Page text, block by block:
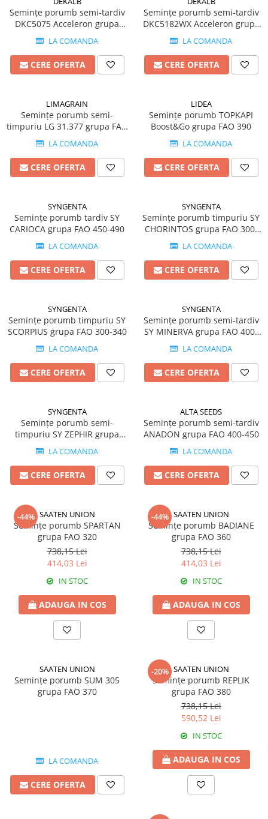
CICOARE
Insecticide
CIREȘ
Erbicide
Insecticide
Biostimulatori
Fertilizanți foliari
Adjuvanți
CITRICE
Erbicide
Fungicide
Insecticide
CONIFERE
Erbicide
CONOPIDĂ
Fungicide
Insecticide
Fertilizanți foliari
CORIANDRU
CUCURBITACEE
Fungicide
CULTURI FLORICOLE ȘI
Insecticide
Fertilizanți foliari
DOVLEAC
Fungicide
Insecticide
DOVLECEL
Fungicide
Insecticide
Dezinfectant sol
Erbicide
Fungicide
Erbicide
FASOLE BOABE PRIMĂVARĂ
Erbicide
Biostimulatori
Fertilizanți foliari
Adjuvanți
GAZON
GRĂDINI
Insecticide
Fertilizanti foliari
GRÂU
Tratament semințe
Insecticide
Biostimulatori
Fertilizanți foliari
GRÂU DE TOAMNĂ
Tratament semințe
Fertilizanți foliari
Dezinfectant sol
GULII
GUTUI
Biostimulatori
Adjuvanți
HAMEI
Fungicide
Fertilizanți foliari
LEGUME
Tratament semințe
Fungicide
Biostimulatori
Fertilizanți foliari
LEGUME în câmp
Insecticide
LEGUME ÎN SERĂ
LEGUME ÎN SPAȚII PROTEJATE
LEGUME RĂDĂCINOASE
Fertilizanți foliari
Biostimulatori
Fertilizanți foliari
Dezinfectant sol
Semințe porumb semi-tardiv
DKC5075 Acceleron grupa
FAO 400-440
LA COMANDA
CERE OFERTA
Semințe porumb semi-tardiv
DKC5182WX Acceleron grupa
FAO 400-440
LA COMANDA
CERE OFERTA
LIMAGRAIN
Semințe porumb semi-
timpuriu LG 31.377 grupa FAO
LA COMANDA
CERE OFERTA
LIDEA
Semințe porumb TOPKAPI
Boost&Go grupa FAO 390
LA COMANDA
CERE OFERTA
SYNGENTA
Semințe porumb tardiv SY
CARIOCA grupa FAO 450-490
LA COMANDA
CERE OFERTA
SYNGENTA
Semințe porumb timpuriu SY
CHORINTOS grupa FAO 300-
LA COMANDA
CERE OFERTA
SYNGENTA
Semințe porumb timpuriu SY
SCORPIUS grupa FAO 300-340
LA COMANDA
CERE OFERTA
SYNGENTA
Semințe porumb semi-tardiv
SY MINERVA grupa FAO 400-
LA COMANDA
CERE OFERTA
SYNGENTA
Semințe porumb semi-
timpuriu SY ZEPHIR grupa
FAO 350-390
LA COMANDA
CERE OFERTA
ALTA SEEDS
Semințe porumb semi-tardiv
ANADON grupa FAO 400-450
LA COMANDA
CERE OFERTA
-44% SAATEN UNION
Semințe porumb SPARTAN
grupa FAO 320
738,15 Lei
414,03 Lei
IN STOC
ADAUGA IN COS
-44% SAATEN UNION
Semințe porumb BADIANE
grupa FAO 360
738,15 Lei
414,03 Lei
IN STOC
ADAUGA IN COS
SAATEN UNION
Semințe porumb SUM 305
grupa FAO 370
LA COMANDA
CERE OFERTA
-20% SAATEN UNION
Semințe porumb REPLIK
grupa FAO 380
738,15 Lei
590,52 Lei
IN STOC
ADAUGA IN COS